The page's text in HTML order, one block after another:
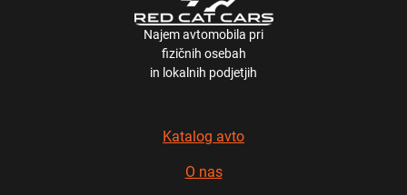
Najem avtomobila pri
fizičnih osebah
in lokalnih podjetjih
Katalog avto
O nas